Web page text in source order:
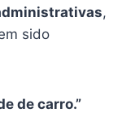
,
sido
de carro.”